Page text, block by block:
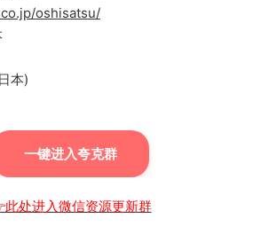
oshisatsu/
本)
一键进入夸克群
此处进入微信资源更新群